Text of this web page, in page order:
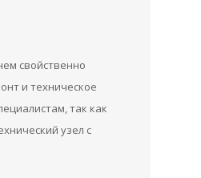
свойственно
и техническое
так как
узел с